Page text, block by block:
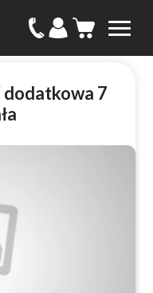
dodatkowa 7